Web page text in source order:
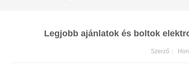
Legjobb ajánlatok és boltok
Szerző：